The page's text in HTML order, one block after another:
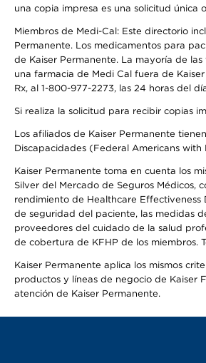
una copia impresa es una solicitud única
Miembros de Medi-Cal: Este directorio
Permanente. Los medicamentos para
de Kaiser Permanente. La mayoría de
una farmacia de Medi Cal fuera de
Rx, al 1-800-977-2273, las 24 horas del
Si realiza la solicitud para recibir copias
Los afiliados de Kaiser Permanente
Discapacidades (Federal Americans
Kaiser Permanente toma en cuenta los
Silver del Mercado de Seguros Médicos,
rendimiento de Healthcare Effectiveness
de seguridad del paciente, las medidas
proveedores del cuidado de la salud
de cobertura de KFHP de los miembros.
Kaiser Permanente aplica los mismos
productos y líneas de negocio de Kaiser
atención de Kaiser Permanente.